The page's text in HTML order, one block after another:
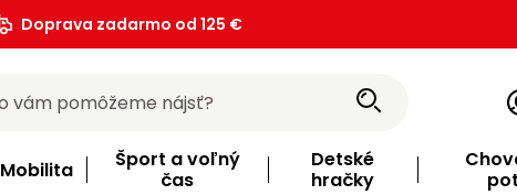
Doprava zadarmo od 125 €
Mobilita
Šport a voľný
čas
Detské
hračky